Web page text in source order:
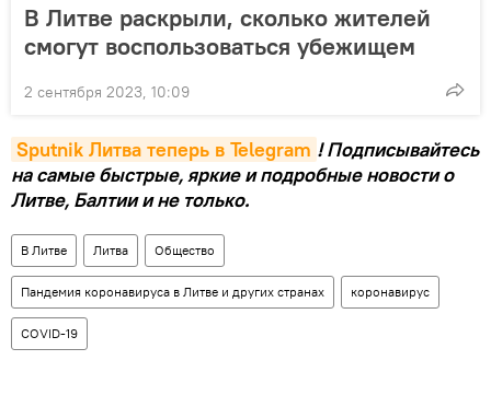
В Литве раскрыли, сколько жителей
смогут воспользоваться убежищем
2 сентября 2023, 10:09
Sputnik Литва теперь в Telegram ! Подписывайтесь
на самые быстрые, яркие и подробные новости о
Литве, Балтии и не только.
В Литве Литва Общество
Пандемия коронавируса в Литве и других странах коронавирус
COVID-19